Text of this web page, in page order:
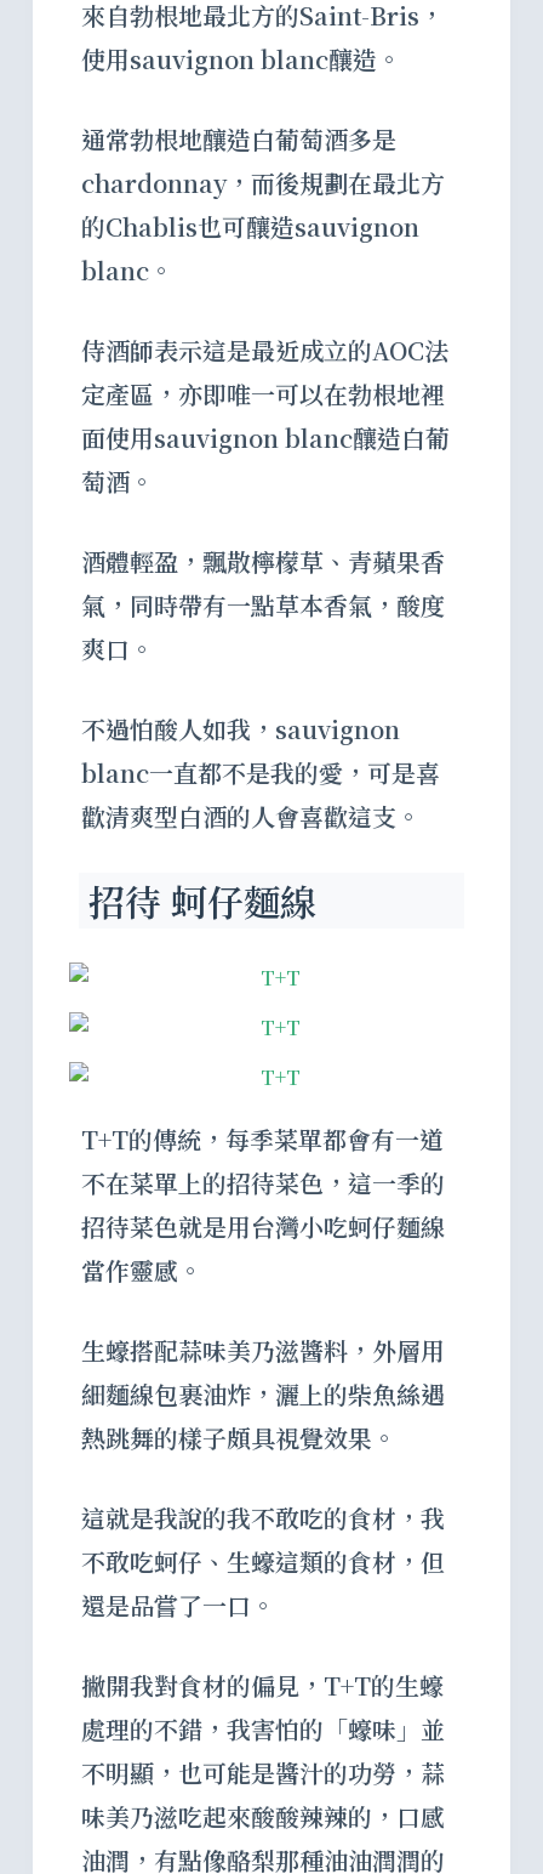
來自勃根地最北方的Saint-Bris，
使用sauvignon blanc釀造。
通常勃根地釀造白葡萄酒多是
chardonnay，而後規劃在最北方
的Chablis也可釀造sauvignon
blanc。
侍酒師表示這是最近成立的AOC法
定產區，亦即唯一可以在勃根地裡
面使用sauvignon blanc釀造白葡
萄酒。
酒體輕盈，飄散檸檬草、青蘋果香
氣，同時帶有一點草本香氣，酸度
爽口。
不過怕酸人如我，sauvignon
blanc一直都不是我的愛，可是喜
歡清爽型白酒的人會喜歡這支。
招待 蚵仔麵線
T+T的傳統，每季菜單都會有一道
不在菜單上的招待菜色，這一季的
招待菜色就是用台灣小吃蚵仔麵線
當作靈感。
生蠔搭配蒜味美乃滋醬料，外層用
細麵線包裹油炸，灑上的柴魚絲遇
熱跳舞的樣子頗具視覺效果。
這就是我說的我不敢吃的食材，我
不敢吃蚵仔、生蠔這類的食材，但
還是品嘗了一口。
撇開我對食材的偏見，T+T的生蠔
處理的不錯，我害怕的「蠔味」並
不明顯，也可能是醬汁的功勞，蒜
味美乃滋吃起來酸酸辣辣的，口感
油潤，有點像酪梨那種油油潤潤的